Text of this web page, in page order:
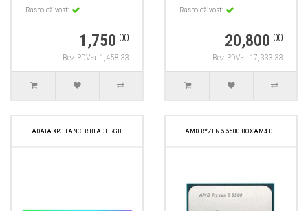
Raspoloživost:
1,750.00
Bez PDV-a: 1,458.33
Raspoloživost:
20,800.00
Bez PDV-a: 17,333.33
ADATA XPG LANCER BLADE RGB AMD RYZEN 5 5500 BOX AM4 DE